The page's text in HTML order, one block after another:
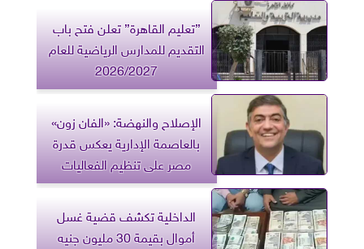
​”تعليم القاهرة” تعلن فتح باب
التقديم للمدارس الرياضية للعام
2026/2027
الإصلاح والنهضة: «الفان زون»
بالعاصمة الإدارية يعكس قدرة
مصر على تنظيم الفعاليات
الداخلية تكشف قضية غسل
أموال بقيمة 30 مليون جنيه